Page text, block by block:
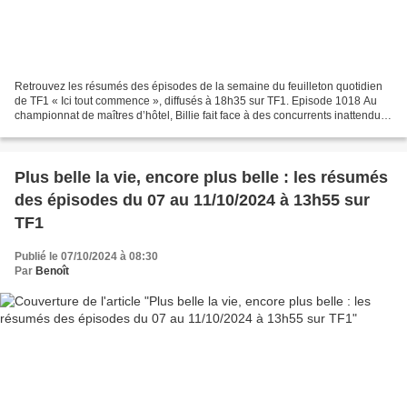
Retrouvez les résumés des épisodes de la semaine du feuilleton quotidien
de TF1 « Ici tout commence », diffusés à 18h35 sur TF1. Episode 1018 Au
championnat de maîtres d’hôtel, Billie fait face à des concurrents inattendus.
Plus belle la vie, encore plus belle : les résumés
des épisodes du 07 au 11/10/2024 à 13h55 sur
TF1
Publié le 07/10/2024 à 08:30
Par Benoît